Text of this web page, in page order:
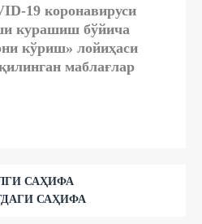
19 коронавируси
курашиш бўйича
кўриш» лойиҳаси
маблағлар
САҲИФА
САҲИФА